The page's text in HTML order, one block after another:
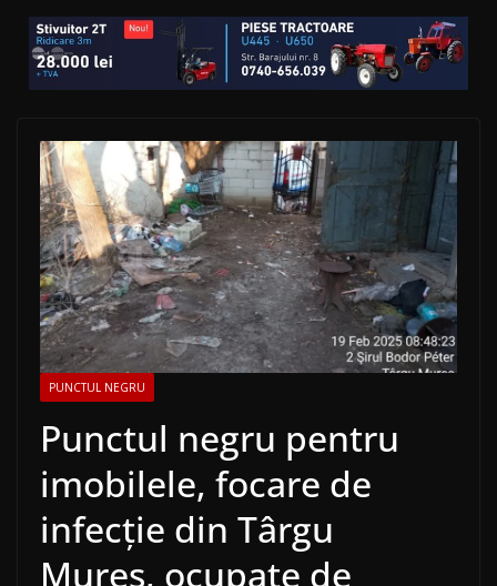
PUNCTUL NEGRU
Punctul negru pentru
imobilele, focare de
infecție din Târgu
Mureș, ocupate de